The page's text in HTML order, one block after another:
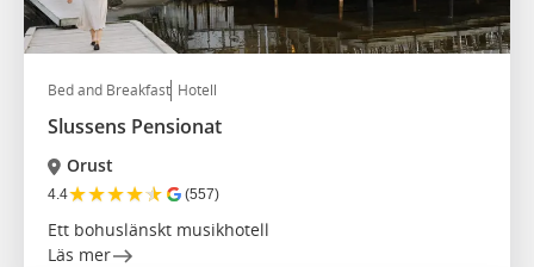
Bed and Breakfast Hotell
Slussens Pensionat
Orust
4.4★★★★★ (557)
Ett bohuslänskt musikhotell
Läs mer